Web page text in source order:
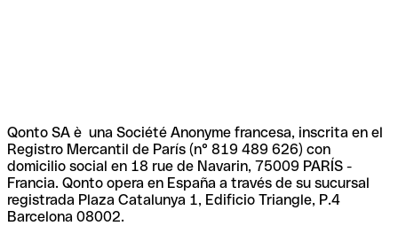
Qonto SA è una Société Anonyme francesa, inscrita en el
Registro Mercantil de París (n° 819 489 626) con
domicilio social en 18 rue de Navarin, 75009 PARÍS -
Francia. Qonto opera en España a través de su sucursal
registrada Plaza Catalunya 1, Edificio Triangle, P.4
Barcelona 08002.